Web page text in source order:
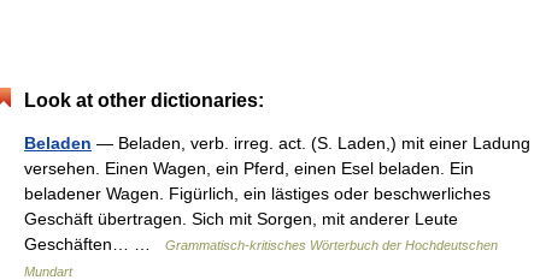
Look at other dictionaries:
Beladen — Beladen, verb. irreg. act. (S. Laden,) mit einer Ladung
versehen. Einen Wagen, ein Pferd, einen Esel beladen. Ein
beladener Wagen. Figürlich, ein lästiges oder beschwerliches
Geschäft übertragen. Sich mit Sorgen, mit anderer Leute
Geschäften… …
Grammatisch-kritisches Wörterbuch der Hochdeutschen
Mundart